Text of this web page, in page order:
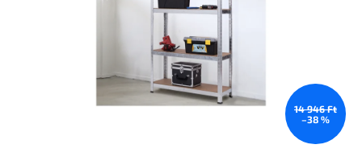
14 946 Ft
–38 %